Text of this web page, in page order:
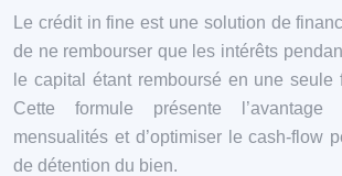
Le crédit in fine est une solution de
de ne rembourser que les intérêts
le capital étant remboursé en une seule
Cette formule présente
mensualités et d’optimiser le cash-flow
de détention du bien.